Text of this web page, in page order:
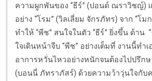
ความผูกพันของ “ธีร์” (ปอนด์ ณราวิชญ์)
อย่าง “โรม” (วิลเลี่ยม จักรภัทร) จาก “โม
ทำให้ “พีช” สนใจในตัว “ธีร์” ยิ่งขึ้น ด้าน
ใจเดินหน้าจีบ “พีช” อย่างเต็มที่ งานนี้ทำเ
อาการหวั่นไหวอย่างหนักจนต้องไปปรึกษ
(บอนนี่ ภัทราภัสร์) ด้วยความว้าวุ่นใจกั